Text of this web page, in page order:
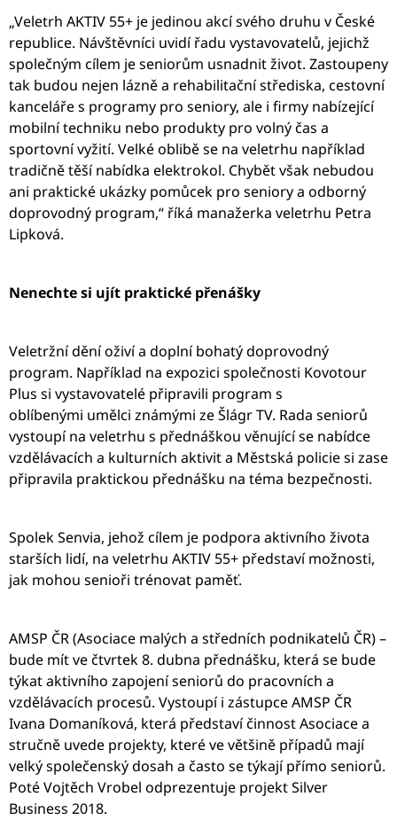
„Veletrh AKTIV 55+ je jedinou akcí svého druhu v České
republice. Návštěvníci uvidí řadu vystavovatelů, jejichž
společným cílem je seniorům usnadnit život. Zastoupeny
tak budou nejen lázně a rehabilitační střediska, cestovní
kanceláře s programy pro seniory, ale i firmy nabízející
mobilní techniku nebo produkty pro volný čas a
sportovní vyžití. Velké oblibě se na veletrhu například
tradičně těší nabídka elektrokol. Chybět však nebudou
ani praktické ukázky pomůcek pro seniory a odborný
doprovodný program,“ říká manažerka veletrhu Petra
Lipková.
Nenechte si ujít praktické přenášky
Veletržní dění oživí a doplní bohatý doprovodný
program. Například na expozici společnosti Kovotour
Plus si vystavovatelé připravili program s
oblíbenými umělci známými ze Šlágr TV. Rada seniorů
vystoupí na veletrhu s přednáškou věnující se nabídce
vzdělávacích a kulturních aktivit a Městská policie si zase
připravila praktickou přednášku na téma bezpečnosti.
Spolek Senvia, jehož cílem je podpora aktivního života
starších lidí, na veletrhu AKTIV 55+ představí možnosti,
jak mohou senioři trénovat paměť.
AMSP ČR (Asociace malých a středních podnikatelů ČR) –
bude mít ve čtvrtek 8. dubna přednášku, která se bude
týkat aktivního zapojení seniorů do pracovních a
vzdělávacích procesů. Vystoupí i zástupce AMSP ČR
Ivana Domaníková, která představí činnost Asociace a
stručně uvede projekty, které ve většině případů mají
velký společenský dosah a často se týkají přímo seniorů.
Poté Vojtěch Vrobel odprezentuje projekt Silver
Business 2018.
U
Č
U
J
E
M
E
BIO
MORINGA
Z
TENERIFE,
PRÁŠEK
500
G
Kč